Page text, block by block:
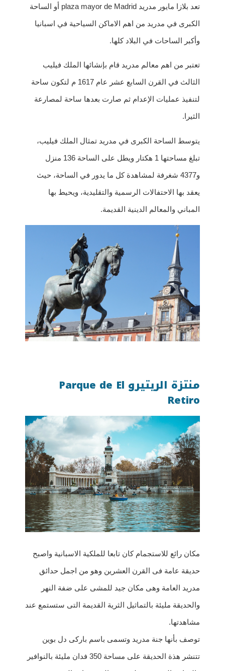
تعد بلازا مايور مدريد plaza mayor de Madrid أو الساحة
الكبرى في مدريد من اهم الاماكن السياحية في اسبانيا
وأكبر الساحات في البلاد كلها.
تعتبر من اهم معالم مدريد قام بإنشائها الملك فيليب
الثالث في القرن السابع عشر عام 1617 م لتكون ساحة
لتنفيذ عمليات الإعدام ثم صارت بعدها ساحة لمصارعة
الثيرا.
يتوسط الساحة الكبرى في مدريد تمثال الملك فيليب،
تبلغ مساحتها 1 هكتار ويطل على الساحة 136 منزل
و4377 شغرفة لمشاهدة كل ما يدور في الساحة، حيث
يعقد بها الاحتفالات الرسمية والتقليدية، ويحيط بها
المباني والمعالم الدينية القديمة.
منتزة الريتيرو Parque de El
Retiro
مكان رائع للاستجمام كان تابعا للملكية الاسبانية واصبح
حديقة عامة فى القرن العشرين وهو من اجمل حدائق
مدريد العامة وهى مكان جيد للمشى على ضفة النهر
والحديقة مليئة بالتماثيل الثرية القديمة التى ستستمع عند
مشاهدتها.
توصف بأنها جنة مدريد وتسمى باسم باركى دل بوين
تتنشر هذة الحديقة على مساحة 350 فدان مليئة بالنوافير